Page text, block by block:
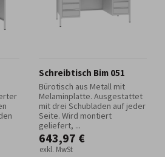
Schreibtisch Bim 051
Bürotisch aus Metall mit
Melaminplatte. Ausgestattet
mit drei Schubladen auf jeder
Seite. Wird montiert
geliefert, ...
643,97 €
exkl. MwSt